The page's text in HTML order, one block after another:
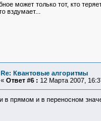
может только тот, кто
вздумает...
Re: Квантовые алгоритмы
« Ответ #6 : 12 Марта 2007,
и в прямом и в переносном